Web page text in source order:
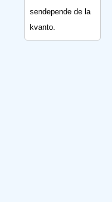
sendepende de la
kvanto.